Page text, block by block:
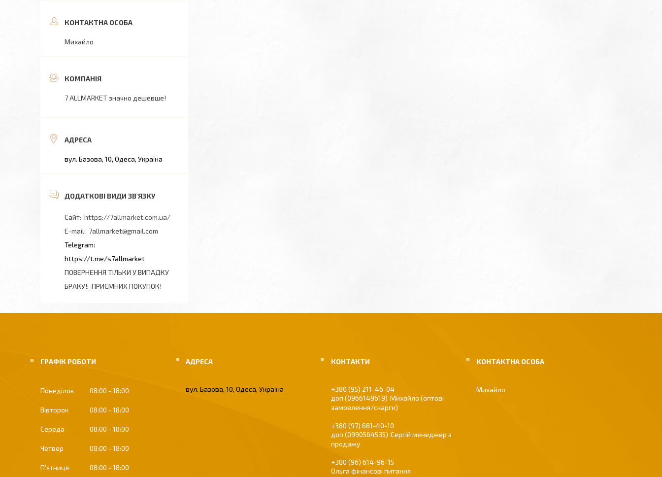
Михайло
7 ALLMARKET значно дешевше!
вул. Базова, 10, Одеса, Україна
https://7allmarket.com.ua/
7allmarket@gmail.com
https://t.me/s7allmarket
ПОВЕРНЕННЯ ТІЛЬКИ У ВИПАДКУ
БРАКУ! ПРИЄМНИХ ПОКУПОК!
ГРАФІК РОБОТИ
Понеділок 08:00 18:00
Вівторок 08:00 18:00
Середа 08:00 18:00
Четвер 08:00 18:00
Пʼятниця 08:00 18:00
вул. Базова, 10, Одеса, Україна
+380 (95) 211-46-04
0966149619
Михайло (оптові
замовлення/скарги)
+380 (97) 681-40-10
0990564535
Сергій менеджер з
продажу
+380 (96) 614-96-15
Ольга фінансові питання
Михайло